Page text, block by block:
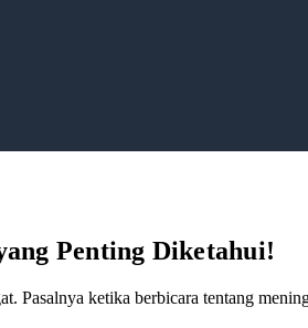
Penting Diketahui!
Pasalnya ketika berbicara tentang